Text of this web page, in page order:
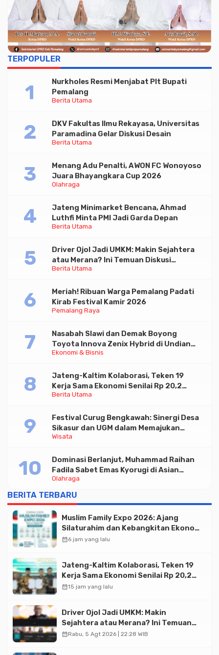
TERPOPULER
Berita Utama
Nurkholes Resmi Menjabat Plt Bupati
Pemalang
Berita Utama
DKV Fakultas Ilmu Rekayasa, Universitas
Paramadina Gelar Diskusi Desain
Olahraga
Menang Adu Penalti, AWON FC Wonoyoso
Juara Bhayangkara Cup 2026
Berita Utama
Jateng Minimarket Bencana, Ahmad
Luthfi Minta PMI Jadi Garda Depan
Berita Utama
Driver Ojol Jadi UMKM: Makin Sejahtera
atau Merana? Ini Temuan Diskusi
Paramadina
Pemalang Raya
Meriah! Ribuan Warga Pemalang Padati
Kirab Festival Kamir 2026
Ekonomi & Bisnis
Nasabah Slawi dan Demak Boyong
Toyota Innova Zenix Hybrid di Undian
Tabungan Bima Bank Jateng
Berita Utama
Jateng-Kaltim Kolaborasi, Teken 19
Kerja Sama Ekonomi Senilai Rp 20,2
Triliun
Wisata
Festival Curug Bengkawah: Sinergi Desa
Sikasur dan UGM dalam Memajukan
Wisata serta UMKM Lokal
Olahraga
Dominasi Berlanjut, Muhammad Raihan
Fadila Sabet Emas Kyorugi di Asian
Taekwondo Indonesia Open 2026
BERITA TERBARU
Muslim Family Expo 2026: Ajang
Silaturahim dan Kebangkitan Ekonomi
Halal di Jakarta
calendar_month6 jam yang lalu
Jateng-Kaltim Kolaborasi, Teken 19
Kerja Sama Ekonomi Senilai Rp 20,2
Triliun
calendar_month15 jam yang lalu
Driver Ojol Jadi UMKM: Makin
Sejahtera atau Merana? Ini Temuan
Diskusi Paramadina
calendar_monthRabu, 5 Agt 2026 | 22:28 WIB